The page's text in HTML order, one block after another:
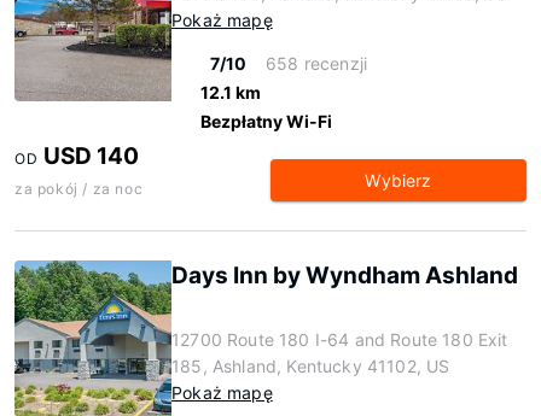
Pokaż mapę
7/10
658 recenzji
12.1 km
Bezpłatny Wi-Fi
OD USD 140
za pokój / za noc Wybierz
Days Inn by Wyndham Ashland
12700 Route 180 I-64 and Route 180 Exit
185, Ashland, Kentucky 41102, US
Pokaż mapę